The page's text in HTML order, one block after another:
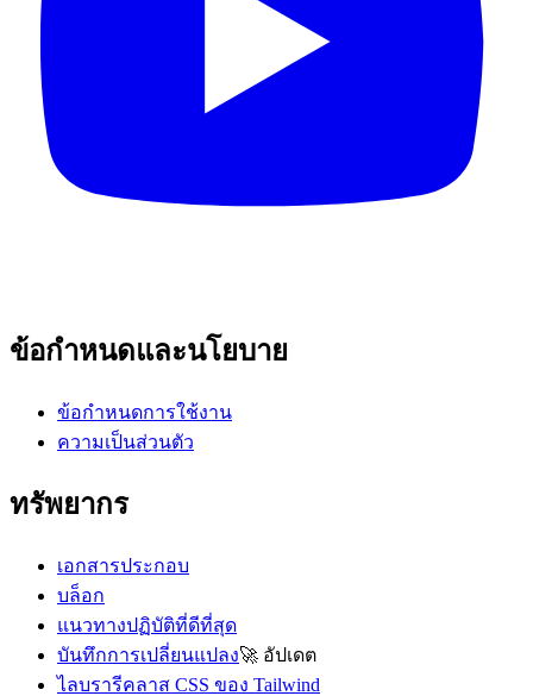
ข้อกำหนดและนโยบาย
ข้อกำหนดการใช้งาน
ความเป็นส่วนตัว
ทรัพยากร
เอกสารประกอบ
บล็อก
แนวทางปฏิบัติที่ดีที่สุด
บันทึกการเปลี่ยนแปลง🚀 อัปเดต
ไลบรารีคลาส CSS ของ Tailwind